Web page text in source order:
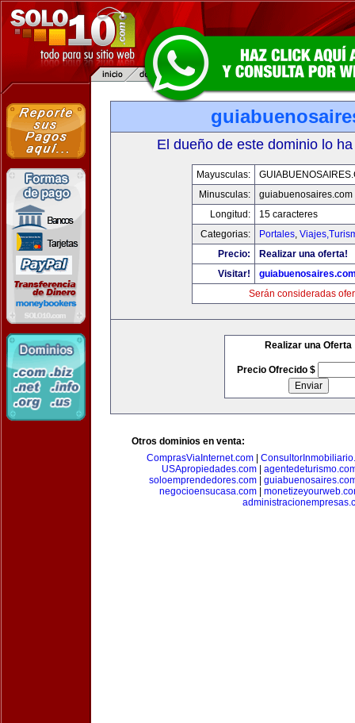
El dueño de este dominio lo
Mayusculas:
Minusculas:
guiabuenosaires.com
Longitud:
15 caracteres
Categorias:
Portales,
Precio:
Realizar una oferta!
Visitar!
Serán consideradas
Realizar una Oferta
Precio Ofrecido $
Otros dominios en venta:
ComprasViaInternet.com
USApropiedades.com|
soloemprendedores.com|
negocioensucasa.com